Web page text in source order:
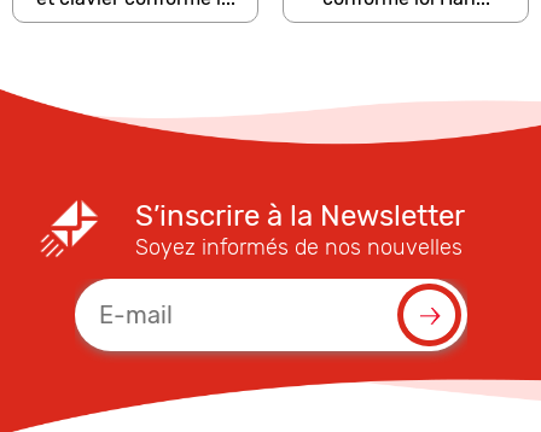
S’inscrire à la Newsletter
Soyez informés de nos nouvelles